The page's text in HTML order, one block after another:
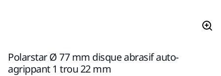
Polarstar Ø 77 mm disque abrasif auto-
agrippant 1 trou 22 mm